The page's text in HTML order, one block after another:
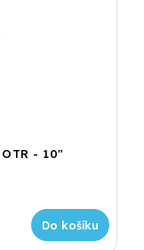
- 10"
Do košíku